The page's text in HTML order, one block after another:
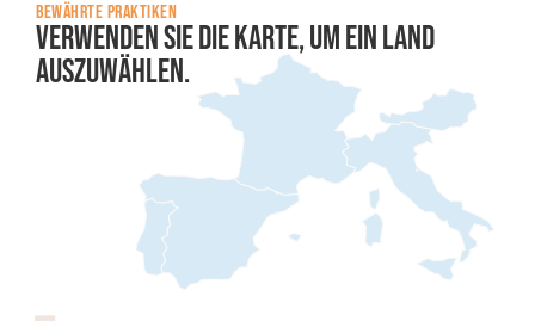
BEWÄHRTE PRAKTIKEN
Verwenden Sie die Karte, um ein Land
auszuwählen.